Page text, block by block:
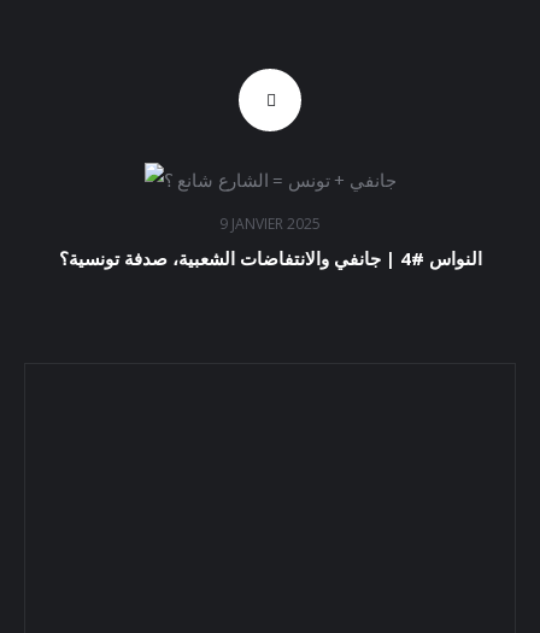
9 JANVIER 2025
النواس #4 | جانفي والانتفاضات الشعبية، صدفة تونسية؟